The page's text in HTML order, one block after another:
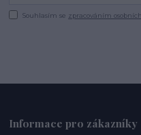
Souhlasím se zpracováním
Informace pro zákazníky